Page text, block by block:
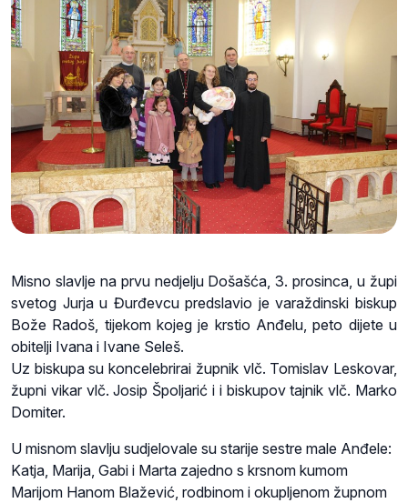
Misno slavlje na prvu nedjelju Došašća, 3. prosinca, u župi
svetog Jurja u Đurđevcu predslavio je varaždinski biskup
Bože Radoš, tijekom kojeg je krstio Anđelu, peto dijete u
obitelji Ivana i Ivane Seleš.
Uz biskupa su koncelebrirai župnik vlč. Tomislav Leskovar,
župni vikar vlč. Josip Špoljarić i i biskupov tajnik vlč. Marko
Domiter.
U misnom slavlju sudjelovale su starije sestre male Anđele:
Katja, Marija, Gabi i Marta zajedno s krsnom kumom
Marijom Hanom Blažević, rodbinom i okupljenom župnom